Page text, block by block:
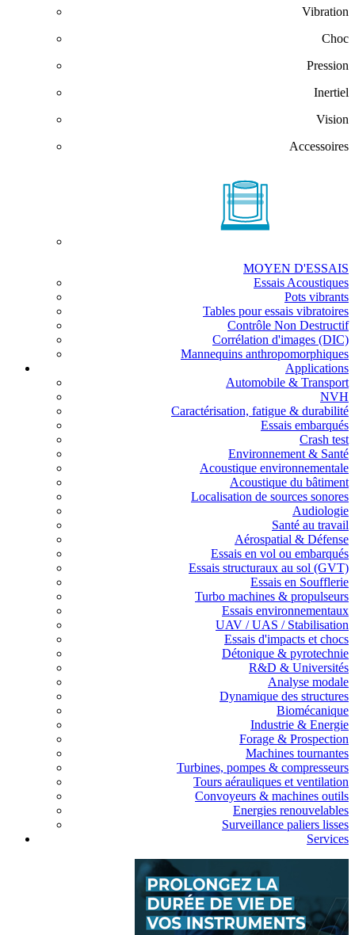
Vibration
Choc
Pression
Inertiel
Vision
Accessoires
MOYEN D'ESSAIS
Essais Acoustiques
Pots vibrants
Tables pour essais vibratoires
Contrôle Non Destructif
Corrélation d'images (DIC)
Mannequins anthropomorphiques
Applications
Automobile & Transport
NVH
Caractérisation, fatigue & durabilité
Essais embarqués
Crash test
Environnement & Santé
Acoustique environnementale
Acoustique du bâtiment
Localisation de sources sonores
Audiologie
Santé au travail
Aérospatial & Défense
Essais en vol ou embarqués
Essais structuraux au sol (GVT)
Essais en Soufflerie
Turbo machines & propulseurs
Essais environnementaux
UAV / UAS / Stabilisation
Essais d'impacts et chocs
Détonique & pyrotechnie
R&D & Universités
Analyse modale
Dynamique des structures
Biomécanique
Industrie & Energie
Forage & Prospection
Machines tournantes
Turbines, pompes & compresseurs
Tours aérauliques et ventilation
Convoyeurs & machines outils
Energies renouvelables
Surveillance paliers lisses
Services